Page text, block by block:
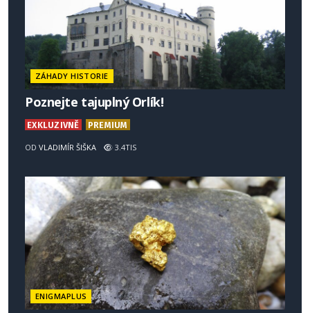
ZÁHADY HISTORIE
Poznejte tajuplný Orlík!
EXKLUZIVNĚ PREMIUM
OD VLADIMÍR ŠIŠKA 3.4TIS
ENIGMAPLUS